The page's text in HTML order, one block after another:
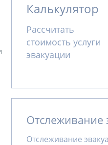
Калькулятор
Рассчитать
стоимость услуги
эвакуации
Отслеживание
Отслеживание